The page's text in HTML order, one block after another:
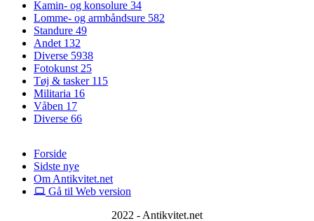
Kamin- og konsolure 34
Lomme- og armbåndsure 582
Standure 49
Andet 132
Diverse 5938
Fotokunst25
Tøj & tasker 115
Militaria 16
Våben 17
Diverse 66
Forside
Sidste nye
Om Antikvitet.net
Gå til Web version
2022 - Antikvitet.net